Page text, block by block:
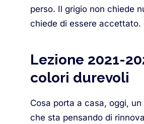
perso. Il grigio non chiede
chiede di essere accettato.
Lezione 2021-
colori durevoli
Cosa porta a casa, oggi,
che sta pensando di